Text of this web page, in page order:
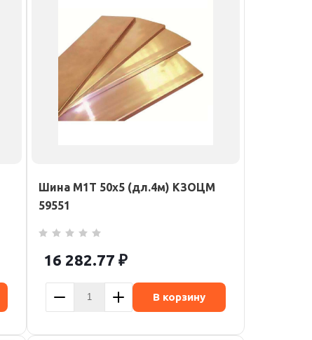
Шина М1Т 50х5 (дл.4м) КЗОЦМ
59551
16 282.77 ₽
В корзину